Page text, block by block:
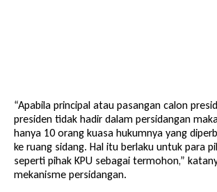
“Apabila principal atau pasangan calon
presiden tidak hadir dalam persidangan
hanya 10 orang kuasa hukumnya yang
ke ruang sidang. Hal itu berlaku untuk para
seperti pihak KPU sebagai termohon,”
mekanisme persidangan.